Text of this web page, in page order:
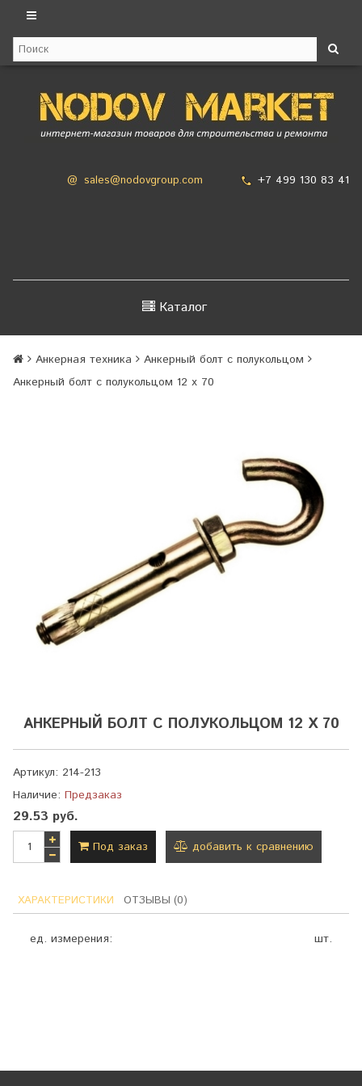
@ sales@nodovgroup.com +7 499 130 83 41
Каталог
Анкерная техника
Анкерный болт с полукольцом
Анкерный болт с полукольцом 12 х 70
АНКЕРНЫЙ БОЛТ С ПОЛУКОЛЬЦОМ 12 Х 70
Артикул: 214-213
Наличие: Предзаказ
29.53 руб.
Под заказ добавить к сравнению
ХАРАКТЕРИСТИКИ ОТЗЫВЫ (0)
ед. измерения: шт.